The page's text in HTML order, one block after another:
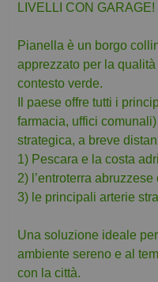
LIVELLI CON GARAGE!
Pianella è un borgo
apprezzato per la
contesto verde.
Il paese offre tutti i
farmacia, uffici
strategica, a breve
1) Pescara e la costa
2) l’entroterra
3) le principali arterie
Una soluzione ideale
ambiente sereno e al
con la città.